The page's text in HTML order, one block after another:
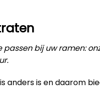
bij uw ramen:
anders is en daarom